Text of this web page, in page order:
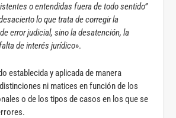
o entendidas fuera de todo sentido”
lo que trata de corregir la
error judicial, sino la desatención, la
de interés jurídico».
establecida y aplicada de manera
ni matices en función de los
o de los tipos de casos en los que se